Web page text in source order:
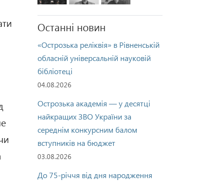
Останні новин
«Острозька реліквія» в Рівненській
обласній універсальній науковій
бібліотеці
04.08.2026
Острозька академія — у десятці
найкращих ЗВО України за
середнім конкурсним балом
вступників на бюджет
03.08.2026
До 75-річчя від дня народження